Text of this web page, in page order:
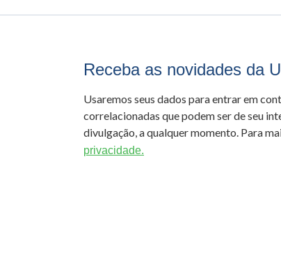
Receba as novidades da
Usaremos seus dados para entrar em
correlacionadas que podem ser de seu
divulgação, a qualquer momento. Para
privacidade.